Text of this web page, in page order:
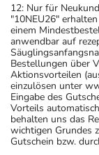
12: Nur für
"10NEU26"
einem
anwendbar auf
Bestellungen über
Aktionsvorteilen
einzulösen unter
Eingabe des
Vorteils
behalten uns das
wichtigen Grundes
Gutschein bzw.